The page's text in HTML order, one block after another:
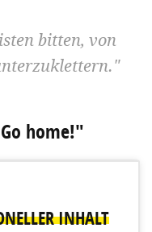
bitten, von
home!"
INHALT